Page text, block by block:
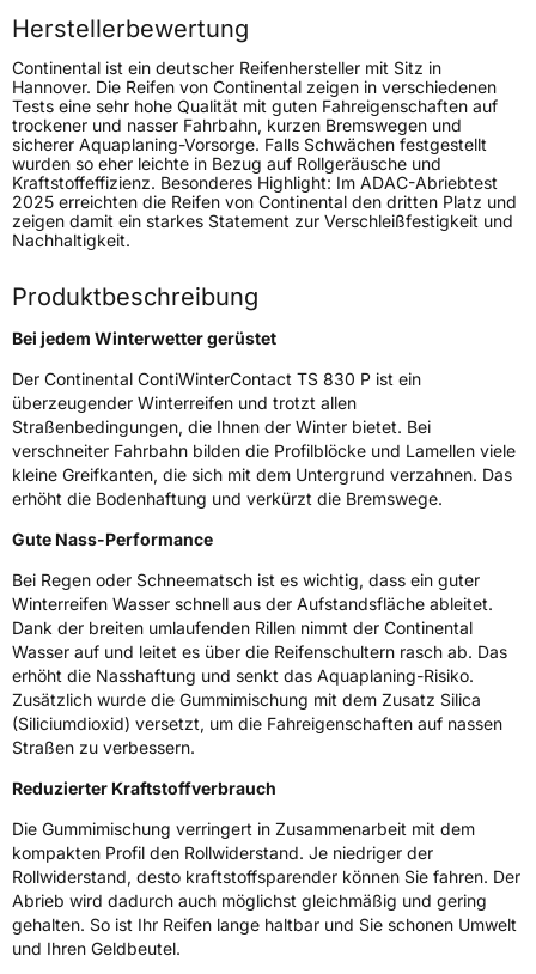
ZustandNeureifen
M+SJa
VerstärktXL
FelgenschutzFR
Empfohlen für Audi
EU Label
Effizienz D
NasshaftungC
Rollgeräusch (Klasse) B
3PMSF / Schneeflockensymbol / Alpine-SymbolJa
EisgripNein
EPREL ID 482845
Allgemeine Produktsicherheit (GPSR)
Herstellerkontakt Continental Reifen Deutschland GmbH
Continental-Plaza 1 30173 Hannover
Deutschland,
customerservice_tires@conti.de
Herstellerbewertung
Continental ist ein deutscher Reifenhersteller mit Sitz in
Hannover. Die Reifen von Continental zeigen in verschiedenen
Tests eine sehr hohe Qualität mit guten Fahreigenschaften auf
trockener und nasser Fahrbahn, kurzen Bremswegen und
sicherer Aquaplaning-Vorsorge. Falls Schwächen festgestellt
wurden so eher leichte in Bezug auf Rollgeräusche und
Kraftstoffeffizienz. Besonderes Highlight: Im ADAC-Abriebtest
2025 erreichten die Reifen von Continental den dritten Platz und
zeigen damit ein starkes Statement zur Verschleißfestigkeit und
Nachhaltigkeit.
Produktbeschreibung
Bei jedem Winterwetter gerüstet
Der Continental ContiWinterContact TS 830 P ist ein
überzeugender Winterreifen und trotzt allen
Straßenbedingungen, die Ihnen der Winter bietet. Bei
verschneiter Fahrbahn bilden die Profilblöcke und Lamellen viele
kleine Greifkanten, die sich mit dem Untergrund verzahnen. Das
erhöht die Bodenhaftung und verkürzt die Bremswege.
Gute Nass-Performance
Bei Regen oder Schneematsch ist es wichtig, dass ein guter
Winterreifen Wasser schnell aus der Aufstandsfläche ableitet.
Dank der breiten umlaufenden Rillen nimmt der Continental
Wasser auf und leitet es über die Reifenschultern rasch ab. Das
erhöht die Nasshaftung und senkt das Aquaplaning-Risiko.
Zusätzlich wurde die Gummimischung mit dem Zusatz Silica
(Siliciumdioxid) versetzt, um die Fahreigenschaften auf nassen
Straßen zu verbessern.
Reduzierter Kraftstoffverbrauch
Die Gummimischung verringert in Zusammenarbeit mit dem
kompakten Profil den Rollwiderstand. Je niedriger der
Rollwiderstand, desto kraftstoffsparender können Sie fahren. Der
Abrieb wird dadurch auch möglichst gleichmäßig und gering
gehalten. So ist Ihr Reifen lange haltbar und Sie schonen Umwelt
und Ihren Geldbeutel.